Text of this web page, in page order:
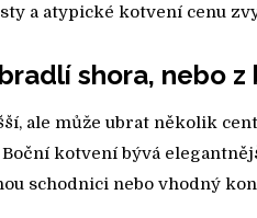
a atypické kotvení cenu
shora, nebo z
ale může ubrat několik
kotvení bývá
schodnici nebo vhodný